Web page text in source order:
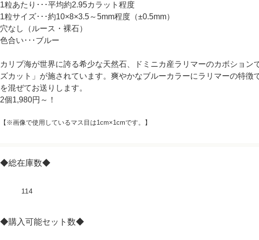
1粒あたり･･･平均約2.95カラット程度
1粒サイズ･･･約10×8×3.5～5mm程度（±0.5mm）
穴なし（ルース・裸石）
色合い･･･ブルー
カリブ海が世界に誇る希少な天然石、ドミニカ産ラリマーのカボション
ズカット」が施されています。爽やかなブルーカラーにラリマーの特徴
を混ぜてお送りします。
2個1,980円～！
【※画像で使用しているマス目は1cm×1cmです。】
◆総在庫数◆
114
◆購入可能セット数◆